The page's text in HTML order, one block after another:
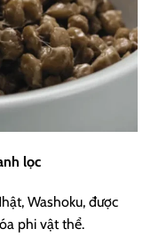
lọc
Washoku, được
phi vật thể.